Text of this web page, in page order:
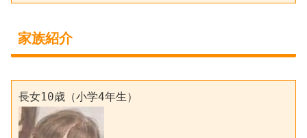
家族紹介
長女10歳（小学4年生）